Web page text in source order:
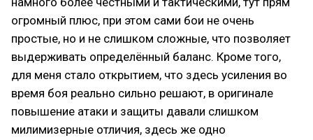
огромный плюс, при этом сами бои не очень
простые, но и не слишком сложные, что позволяет
выдерживать определённый баланс. Кроме того,
для меня стало открытием, что здесь усиления во
время боя реально сильно решают, в оригинале
повышение атаки и защиты давали слишком
милимизерные отличия, здесь же одно